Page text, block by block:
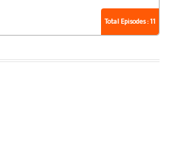
Total Episodes : 11